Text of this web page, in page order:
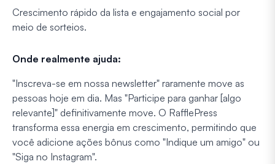
Crescimento rápido da lista e engajamento social por
meio de sorteios.
Onde realmente ajuda:
"Inscreva-se em nossa newsletter" raramente move as
pessoas hoje em dia. Mas "Participe para ganhar [algo
relevante]" definitivamente move. O RafflePress
transforma essa energia em crescimento, permitindo que
você adicione ações bônus como "Indique um amigo" ou
"Siga no Instagram".